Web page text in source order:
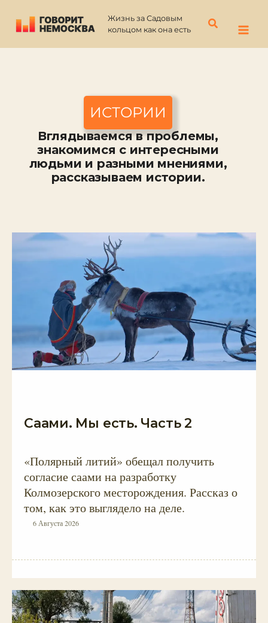
содержимому
Жизнь за Садовым
кольцом как она есть
Поиск
ИСТОРИИ
Вглядываемся в проблемы,
знакомимся с интересными
людьми и разными мнениями,
рассказываем истории.
Саами. Мы есть. Часть 2
«Полярный литий» обещал получить
согласие саами на разработку
Колмозерского месторождения. Рассказ о
том, как это выглядело на деле.
6 Августа 2026